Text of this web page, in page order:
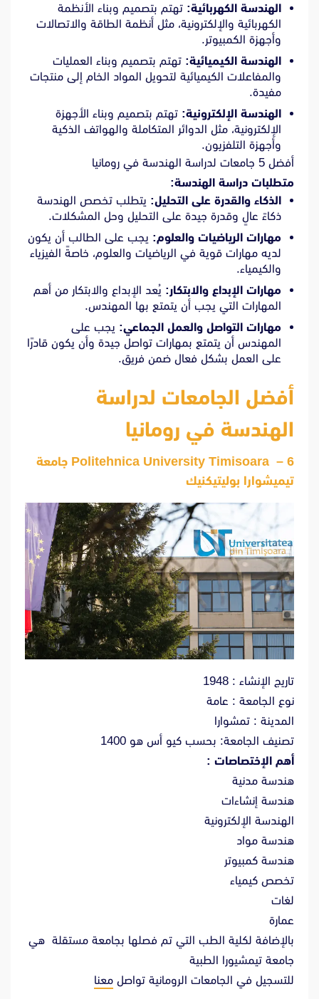
الهندسة الكهربائية: تهتم بتصميم وبناء الأنظمة
الكهربائية والإلكترونية، مثل أنظمة الطاقة والاتصالات
وأجهزة الكمبيوتر.
الهندسة الكيميائية: تهتم بتصميم وبناء العمليات
والمفاعلات الكيميائية لتحويل المواد الخام إلى منتجات
مفيدة.
الهندسة الإلكترونية: تهتم بتصميم وبناء الأجهزة
الإلكترونية، مثل الدوائر المتكاملة والهواتف الذكية
وأجهزة التلفزيون.
أفضل 5 جامعات لدراسة الهندسة في رومانيا
متطلبات دراسة الهندسة:
الذكاء والقدرة على التحليل: يتطلب تخصص الهندسة
ذكاءً عالٍ وقدرة جيدة على التحليل وحل المشكلات.
مهارات الرياضيات والعلوم: يجب على الطالب أن يكون
لديه مهارات قوية في الرياضيات والعلوم، خاصةً الفيزياء
والكيمياء.
مهارات الإبداع والابتكار: يُعد الإبداع والابتكار من أهم
المهارات التي يجب أن يتمتع بها المهندس.
مهارات التواصل والعمل الجماعي: يجب على
المهندس أن يتمتع بمهارات تواصل جيدة وأن يكون قادرًا
على العمل بشكل فعال ضمن فريق.
أفضل الجامعات لدراسة
الهندسة في رومانيا
6 –
Politehnica University Timisoara جامعة
تيميشوارا بوليتيكنيك
تاريج الإنشاء : 1948
نوع الجامعة : عامة
المدينة : تمشوارا
تصنيف الجامعة: بحسب كيو أس هو 1400
أهم الإختصاصات :
هندسة مدنية
هندسة إنشاءات
الهندسة الإلكترونية
هندسة مواد
هندسة كمبيوتر
تخصص كيمياء
لغات
عمارة
بالإضافة لكلية الطب التي تم فصلها بجامعة مستقلة هي
جامعة تيمشيورا الطبية
للتسجيل في الجامعات الرومانية تواصل معنا